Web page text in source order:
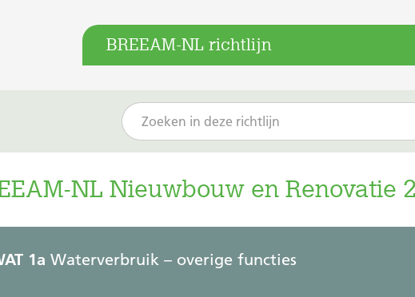
BREEAM-NL richtlijn
NL Nieuwbouw en Renovatie
1a Waterverbruik – overige functies